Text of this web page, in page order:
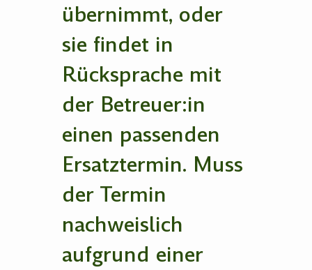
übernimmt, oder
sie findet in
Rücksprache mit
der Betreuer:in
einen passenden
Ersatztermin. Muss
der Termin
nachweislich
aufgrund einer